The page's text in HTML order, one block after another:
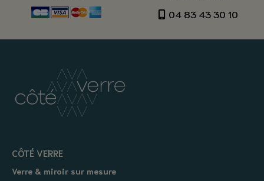
04 83 43 30 10
CÔTÉ VERRE
Verre & miroir sur mesure